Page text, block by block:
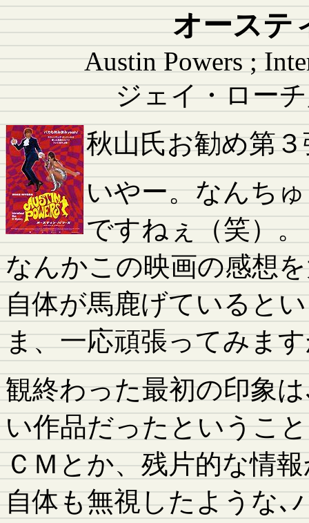
オーステ
Austin Powers ;
ジェイ・ロー
秋山氏お勧め第
いやー。なんち
ですねぇ（笑）。
なんかこの映画の感想
自体が馬鹿げていると
ま、一応頑張ってみま
観終わった最初の印象
い作品だったというこ
ＣＭとか、残片的な情
自体も無視したような､